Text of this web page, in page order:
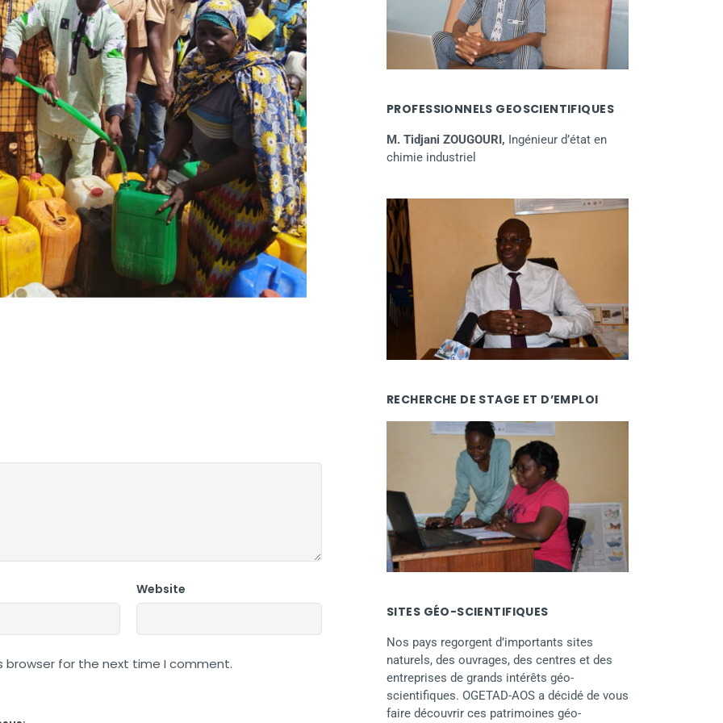
Website
browser for the next time I comment.
PROFESSIONNELS GEOSCIENTIFIQUES
M. Tidjani ZOUGOURI, Ingénieur d’état en
chimie industriel
RECHERCHE DE STAGE ET D’EMPLOI
SITES GÉO-SCIENTIFIQUES
Nos pays regorgent d’importants sites
naturels, des ouvrages, des centres et des
entreprises de grands intérêts géo-
scientifiques. OGETAD-AOS a décidé de vous
faire découvrir ces patrimoines géo-